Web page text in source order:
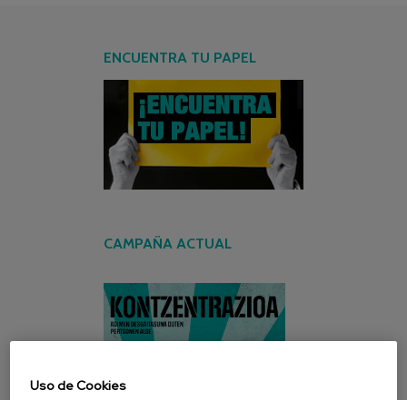
ENCUENTRA TU PAPEL
CAMPAÑA ACTUAL
Uso de Cookies